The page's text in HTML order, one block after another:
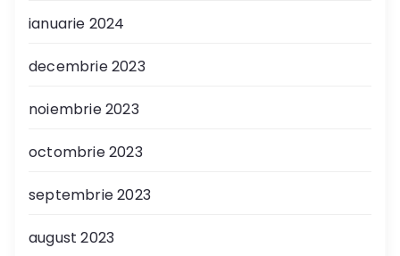
ianuarie 2024
decembrie 2023
noiembrie 2023
octombrie 2023
septembrie 2023
august 2023